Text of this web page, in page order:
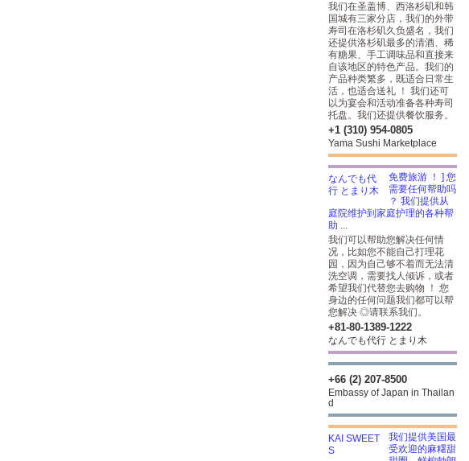
我们在圣盖博、西洛杉矶和韩
国城有三家分店，我们的外带
寿司在洛杉矶久负盛名，我们
还提供洛杉矶最多的清酒、稀
有糖果、手工调味品和直接来
自该地区的特色产品。我们的
产品种类繁多，既适合日常生
活，也适合送礼 ！ 我们还可
以为宴会和活动准备各种寿司
托盘。我们还提供餐饮服务。
+1 (310) 954-0805
Yama Sushi Marketplace
免费旅游 ！ ] 您
需要任何帮助吗
？ 我们提供从
庭院维护到家庭护理的各种帮
助 ...
我们可以帮助您解决任何情
况，比如您不能自己打理花
园，因为自己够不着而无法清
洗空调，需要找人倾诉，或者
希望我们代替您去购物 ！ 您
身边的任何问题我们都可以帮
您解决 ◎请联系我们。
+81-80-1389-1222
なんでも代行 とまり木
+66 (2) 207-8500
Embassy of Japan in Thailan
d
我们提供美国最
受欢迎的麻糬甜